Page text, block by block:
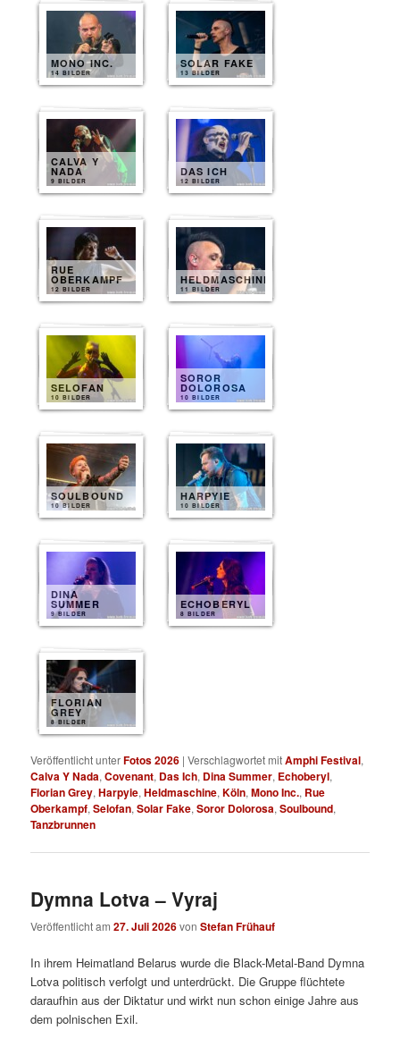
MONO INC.
14 BILDER
SOLAR FAKE
13 BILDER
CALVA Y
NADA
9 BILDER
DAS ICH
12 BILDER
RUE
OBERKAMPF
12 BILDER
HELDMASCHINE
11 BILDER
SELOFAN
10 BILDER
SOROR
DOLOROSA
10 BILDER
SOULBOUND
10 BILDER
HARPYIE
10 BILDER
DINA
SUMMER
9 BILDER
ECHOBERYL
8 BILDER
FLORIAN
GREY
8 BILDER
Veröffentlicht unterFotos 2026 |Verschlagwortet mitAmphi Festival,
Calva Y Nada,Covenant, Das Ich, Dina Summer, Echoberyl,
Florian Grey,Harpyie,Heldmaschine,Köln,Mono Inc., Rue
Oberkampf,Selofan,Solar Fake,Soror Dolorosa,Soulbound,
Tanzbrunnen
Dymna Lotva – Vyraj
Veröffentlicht am27. Juli 2026vonStefan Frühauf
In ihrem Heimatland Belarus wurde die Black-Metal-Band Dymna
Lotva politisch verfolgt und unterdrückt. Die Gruppe flüchtete
daraufhin aus der Diktatur und wirkt nun schon einige Jahre aus
dem polnischen Exil.